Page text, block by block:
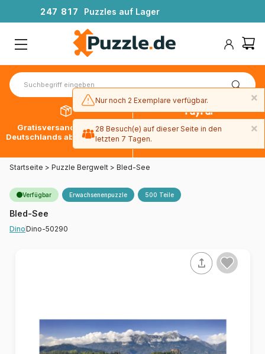
247 81 7 Puzzles auf Lager
Gratisversand innerhalb
Deutschlands ab 49 € mit DPD
30 Tage später bezahlen
Startseite > Puzzle Bergwelt > Bled-See
Verfügbar Erwachsenenpuzzle 500 Teile
Bled-See
DinoDino-50290
×
Nur noch 2 Exemplare verfügbar.
×
28 Besuch(e) auf dieser Seite in den
letzten 7 Tagen.